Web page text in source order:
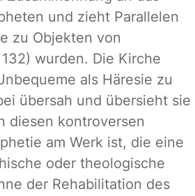
und zieht Parallelen
zu Objekten von
wurden. Die Kirche
als Häresie zu
übersah und übersieht sie
diesen kontroversen
am Werk ist, die eine
oder theologische
der Rehabilitation des